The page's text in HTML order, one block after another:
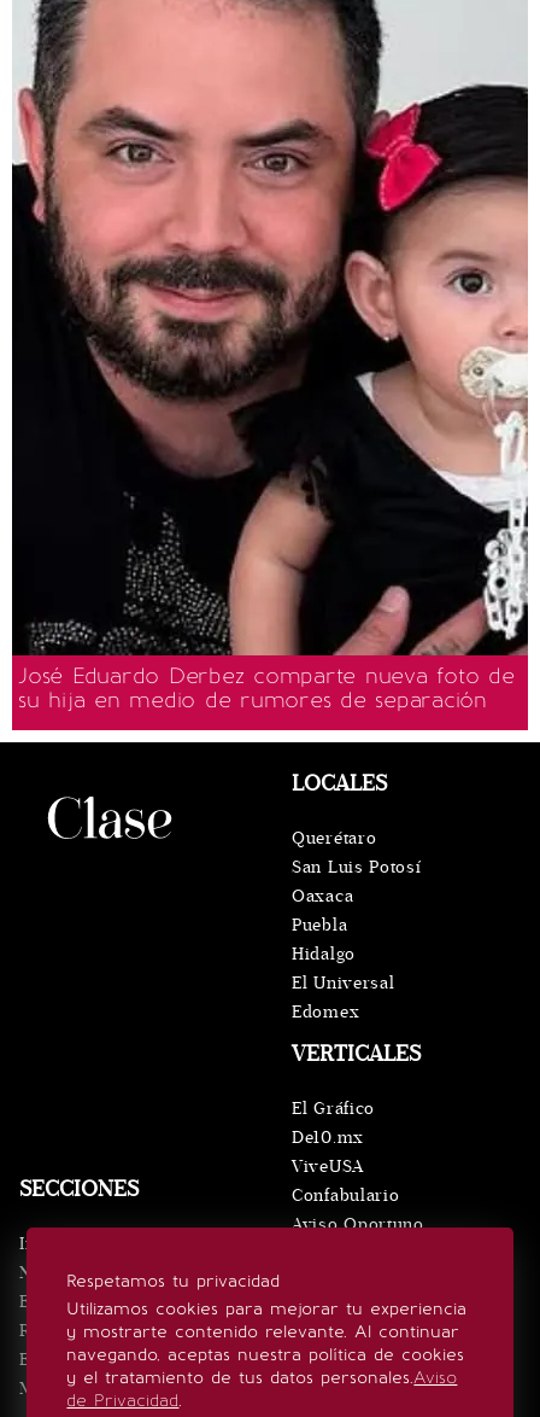
José Eduardo Derbez comparte nueva foto de
su hija en medio de rumores de separación
Respetamos tu privacidad
Utilizamos cookies para mejorar tu experiencia
y mostrarte contenido relevante. Al continuar
navegando, aceptas nuestra política de cookies
y el tratamiento de tus datos personales.Aviso
de Privacidad.
SECCIONES
Inicio
Noticias
Eventos
Realeza
Estilo de vida
Minuto x Minuto
VERTICALES
El Gráfico
De10.mx
ViveUSA
Confabulario
Aviso Oportuno
LOCALES
Querétaro
San Luis Potosí
Oaxaca
Puebla
Hidalgo
El Universal
Edomex
SÍGUENOS